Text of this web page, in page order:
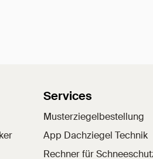
Services
Musterziegelbestellung
App Dachziegel Technik
Rechner für